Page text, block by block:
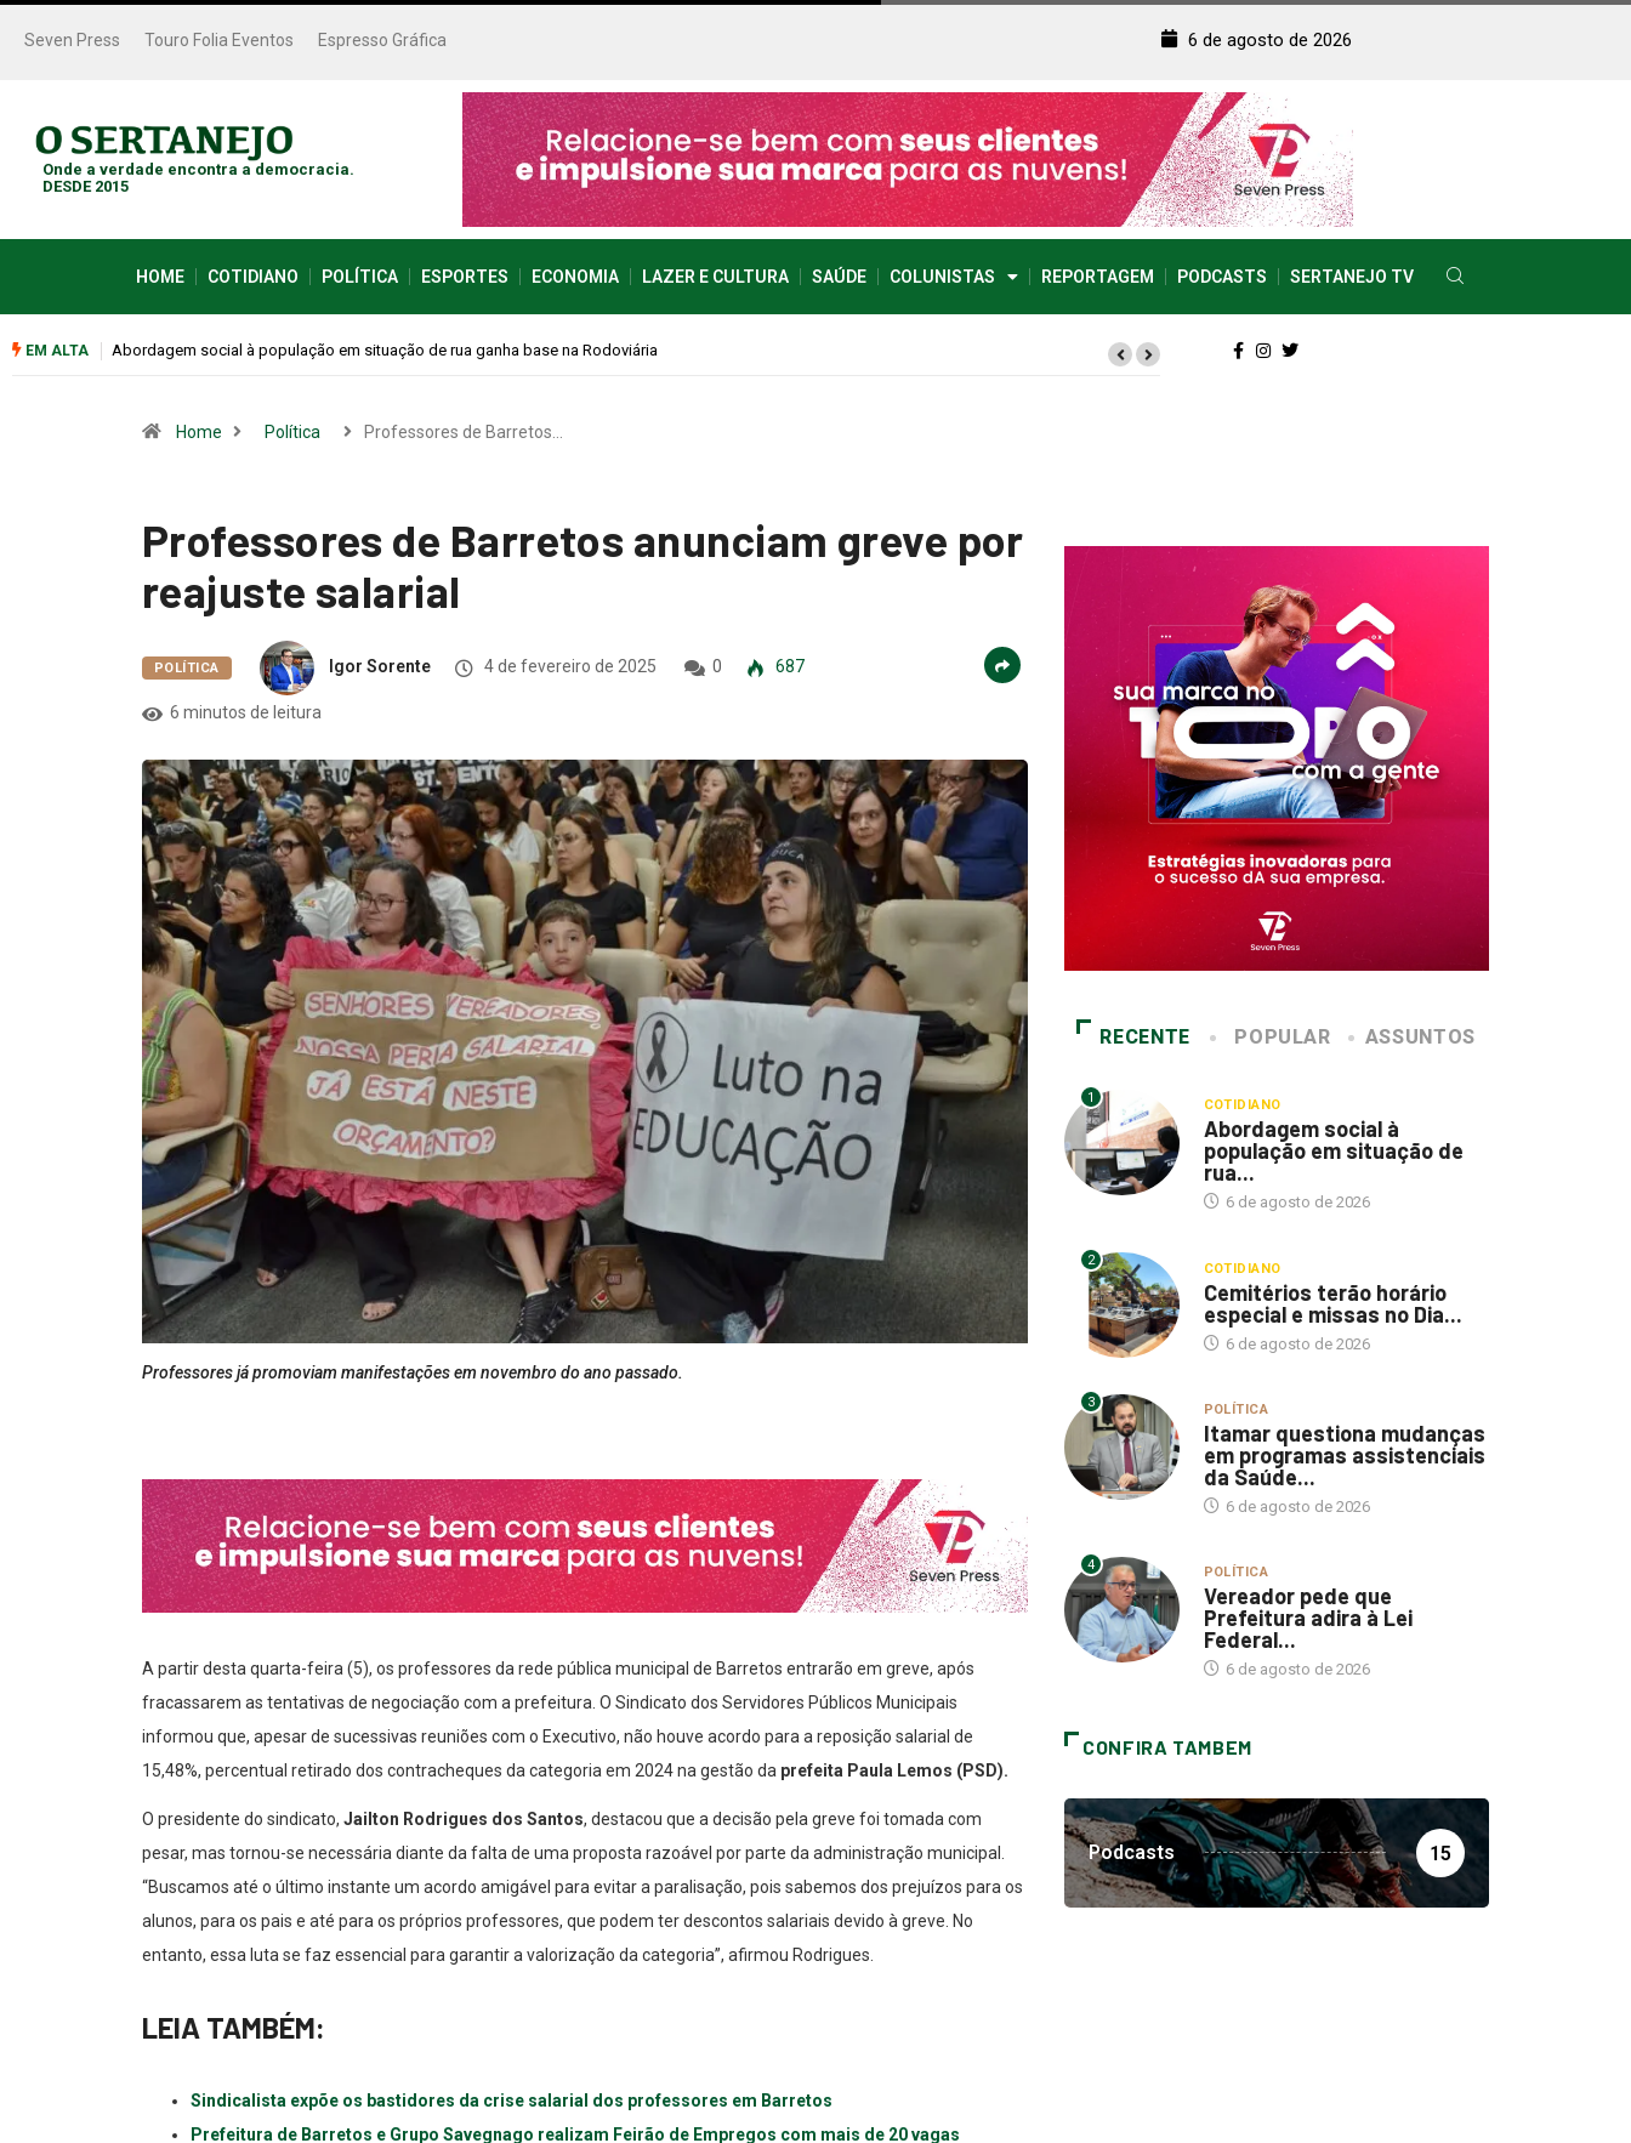
Seven Press Touro Folia Eventos Espresso Gráfica 6 de agosto de 2026
Onde a verdade encontra a democracia.
DESDE 2015
HOME COTIDIANO POLÍTICA ESPORTES ECONOMIA LAZER E CULTURA SAÚDE COLUNISTAS REPORTAGEM PODCASTS SERTANEJO TV
EM ALTA Cemitérios terão horário especial e missas no Dia dos Pais
Home Política Professores de Barretos…
Professores de Barretos anunciam greve por
reajuste salarial
POLÍTICA Igor Sorente 4 de fevereiro de 2025 0 687
6 minutos de leitura
Professores já promoviam manifestações em novembro do ano passado.
A partir desta quarta-feira (5), os professores da rede pública municipal de Barretos entrarão em greve, após
fracassarem as tentativas de negociação com a prefeitura. O Sindicato dos Servidores Públicos Municipais
informou que, apesar de sucessivas reuniões com o Executivo, não houve acordo para a reposição salarial de
15,48%, percentual retirado dos contracheques da categoria em 2024 na gestão da prefeita Paula Lemos (PSD).
O presidente do sindicato, Jailton Rodrigues dos Santos, destacou que a decisão pela greve foi tomada com
pesar, mas tornou-se necessária diante da falta de uma proposta razoável por parte da administração municipal.
“Buscamos até o último instante um acordo amigável para evitar a paralisação, pois sabemos dos prejuízos para os
alunos, para os pais e até para os próprios professores, que podem ter descontos salariais devido à greve. No
entanto, essa luta se faz essencial para garantir a valorização da categoria”, afirmou Rodrigues.
LEIA TAMBÉM:
Sindicalista expõe os bastidores da crise salarial dos professores em Barretos
Prefeitura de Barretos e Grupo Savegnago realizam Feirão de Empregos com mais de 20 vagas
RECENTE POPULAR ASSUNTOS
1 COTIDIANO
Abordagem social à
população em situação de
rua...
6 de agosto de 2026
2 COTIDIANO
Cemitérios terão horário
especial e missas no Dia...
6 de agosto de 2026
3 POLÍTICA
Itamar questiona mudanças
em programas assistenciais
da Saúde...
6 de agosto de 2026
4 POLÍTICA
Vereador pede que
Prefeitura adira à Lei
Federal...
6 de agosto de 2026
CONFIRA TAMBEM
Podcasts 15